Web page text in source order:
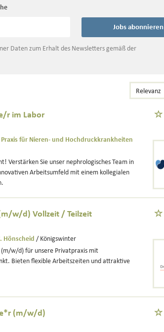
Jobs abonnieren
Daten zum Erhalt des Newsletters gemäß der
r im Labor
für Nieren- und Hochdruckkrankheiten
Verstärken Sie unser nephrologisches Team in
Arbeitsumfeld mit einem kollegialen
w/d) Vollzeit / Teilzeit
Hönscheid / Königswinter
w/d) für unsere Privatpraxis mit
Bieten flexible Arbeitszeiten und attraktive
(m/w/d)